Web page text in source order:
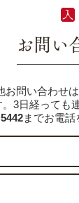
お問い
問い合わせ
3日経っても
までお電話